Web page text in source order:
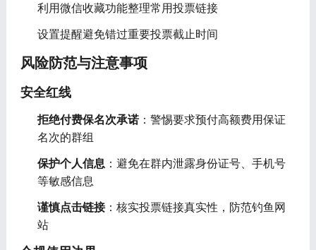
利用微信收藏功能整理常用投票链接
设置提醒避免错过重要投票截止时间
风险防范与注意事项
安全红线
拒绝付费保名次承诺：警惕要求预付高额费用保证
名次的群组
保护个人信息：避免在群内泄露身份证号、手机号
等敏感信息
谨慎点击链接：核实投票链接真实性，防范钓鱼网
站